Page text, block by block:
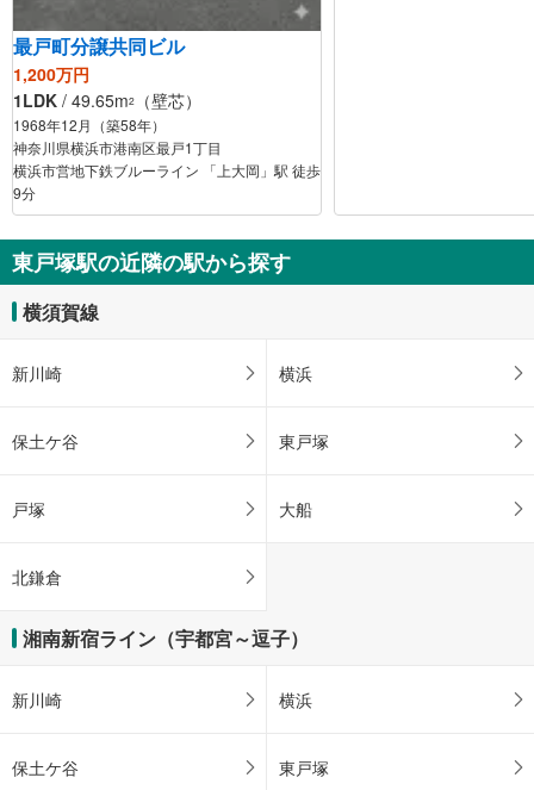
最戸町分譲共同ビル
1,200万円
1LDK / 49.65m2 （壁芯）
1968年12月（築58年）
神奈川県横浜市港南区最戸1丁目
横浜市営地下鉄ブルーライン 「上大岡」駅 徒歩
9分
東戸塚駅の近隣の駅から探す
横須賀線
新川崎 横浜
保土ケ谷 東戸塚
戸塚 大船
北鎌倉
湘南新宿ライン（宇都宮～逗子）
新川崎 横浜
保土ケ谷 東戸塚